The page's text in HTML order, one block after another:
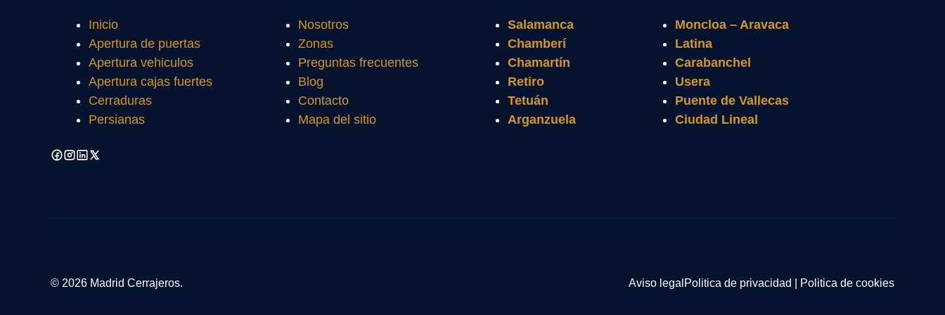
Inicio
Apertura de puertas
Apertura vehiculos
Apertura cajas fuertes
Cerraduras
Persianas
Nosotros
Zonas
Preguntas frecuentes
Blog
Contacto
Mapa del sitio
Salamanca
Chamberí
Chamartín
Retiro
Tetuán
Arganzuela
Moncloa – Aravaca
Latina
Carabanchel
Usera
Puente de Vallecas
Ciudad Lineal
© 2026 Madrid Cerrajeros. Aviso legal Politica de privacidad Politica de cookies